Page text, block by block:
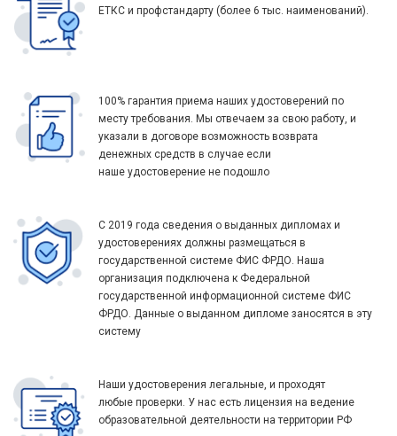
ЕТКС и профстандарту (более 6 тыс. наименований).
100% гарантия приема наших удостоверений по
месту требования. Мы отвечаем за свою работу, и
указали в договоре возможность возврата
денежных средств в случае если
наше удостоверение не подошло
С 2019 года сведения о выданных дипломах и
удостоверениях должны размещаться в
государственной системе ФИС ФРДО. Наша
организация подключена к Федеральной
государственной информационной системе ФИС
ФРДО. Данные о выданном дипломе заносятся в эту
систему
Наши удостоверения легальные, и проходят
любые проверки. У нас есть лицензия на ведение
образовательной деятельности на территории РФ